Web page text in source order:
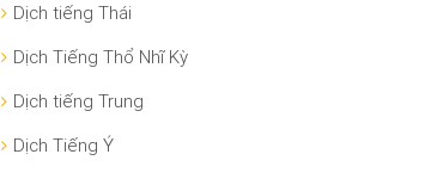
Dịch tiếng Thái
Dịch Tiếng Thổ Nhĩ Kỳ
Dịch tiếng Trung
Dịch Tiếng Ý